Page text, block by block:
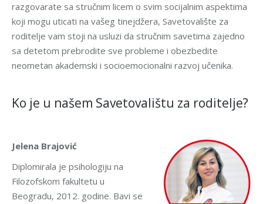
razgovarate sa stručnim licem o svim socijalnim aspektima
koji mogu uticati na vašeg tinejdžera, Savetovalište za
roditelje vam stoji na usluzi da stručnim savetima zajedno
sa detetom prebrodite sve probleme i obezbedite
neometan akademski i socioemocionalni razvoj učenika.
Ko je u našem Savetovalištu za roditelje?
Jelena Brajović
Diplomirala je psihologiju na
Filozofskom fakultetu u
Beogradu, 2012. godine. Bavi se